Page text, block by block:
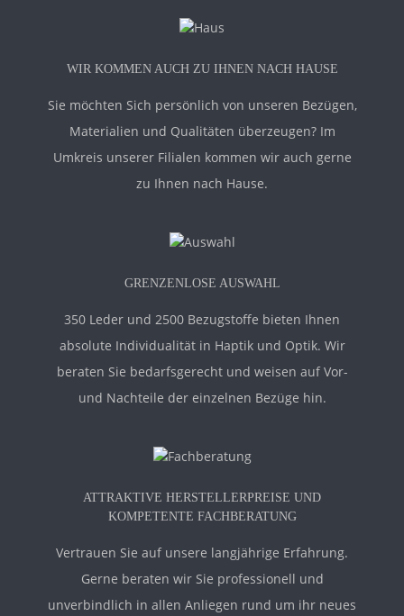
WIR KOMMEN AUCH ZU IHNEN NACH HAUSE
Sie möchten Sich persönlich von unseren Bezügen,
Materialien und Qualitäten überzeugen? Im
Umkreis unserer Filialen kommen wir auch gerne
zu Ihnen nach Hause.
GRENZENLOSE AUSWAHL
350 Leder und 2500 Bezugstoffe bieten Ihnen
absolute Individualität in Haptik und Optik. Wir
beraten Sie bedarfsgerecht und weisen auf Vor-
und Nachteile der einzelnen Bezüge hin.
ATTRAKTIVE HERSTELLERPREISE UND
KOMPETENTE FACHBERATUNG
Vertrauen Sie auf unsere langjährige Erfahrung.
Gerne beraten wir Sie professionell und
unverbindlich in allen Anliegen rund um ihr neues